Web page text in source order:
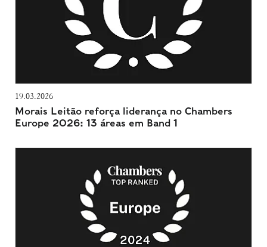
19.03.2026
Morais Leitão reforça liderança no Chambers
Europe 2026: 13 áreas em Band 1